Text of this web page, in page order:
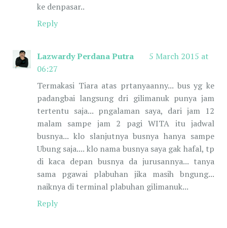
ke denpasar..
Reply
Lazwardy Perdana Putra
5 March 2015 at
06:27
Termakasi Tiara atas prtanyaanny... bus yg ke
padangbai langsung dri gilimanuk punya jam
tertentu saja... pngalaman saya, dari jam 12
malam sampe jam 2 pagi WITA itu jadwal
busnya... klo slanjutnya busnya hanya sampe
Ubung saja.... klo nama busnya saya gak hafal, tp
di kaca depan busnya da jurusannya... tanya
sama pgawai plabuhan jika masih bngung...
naiknya di terminal plabuhan gilimanuk...
Reply